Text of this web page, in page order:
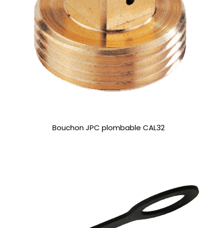
Bouchon JPC plombable CAL32